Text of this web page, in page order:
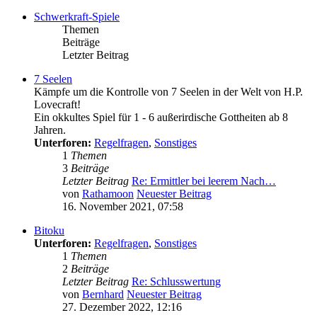
Schwerkraft-Spiele
Themen
Beiträge
Letzter Beitrag
7 Seelen
Kämpfe um die Kontrolle von 7 Seelen in der Welt von H.P.
Lovecraft!
Ein okkultes Spiel für 1 - 6 außerirdische Gottheiten ab 8
Jahren.
Unterforen: Regelfragen, Sonstiges
1 Themen
3 Beiträge
Letzter Beitrag Re: Ermittler bei leerem Nach…
von Rathamoon Neuester Beitrag
16. November 2021, 07:58
Bitoku
Unterforen: Regelfragen, Sonstiges
1 Themen
2 Beiträge
Letzter Beitrag Re: Schlusswertung
von Bernhard Neuester Beitrag
27. Dezember 2022, 12:16